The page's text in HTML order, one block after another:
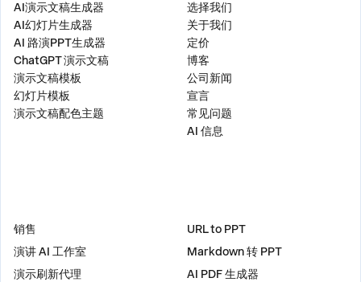
AI演示文稿生成器
AI幻灯片生成器
AI 路演PPT生成器
ChatGPT 演示文稿
演示文稿模板
幻灯片模板
演示文稿配色主题
选择我们
关于我们
定价
博客
公司新闻
宣言
常见问题
AI 信息
销售
演讲 AI 工作室
演示刷新代理
URL to PPT
Markdown 转 PPT
AI PDF 生成器